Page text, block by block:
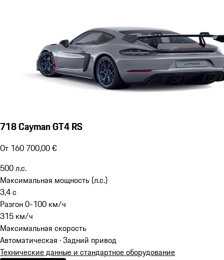
718 Cayman GT4 RS
От 160 700,00 €
500л.с.
Максимальная мощность (л.с.)
3,4с
Разгон 0-100 км/ч
315 км/ч
Максимальная скорость
Автоматическая · Задний привод
Технические данные и стандартное оборудование